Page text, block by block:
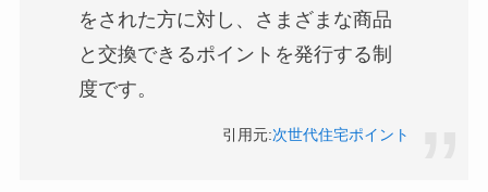
をされた方に対し、さまざまな商品
と交換できるポイントを発行する制
度です。
引用元:次世代住宅ポイント